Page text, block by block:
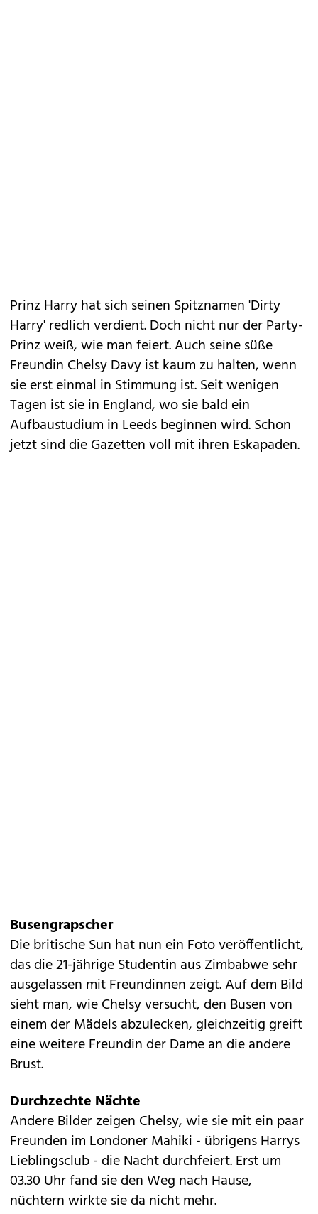
Prinz Harry hat sich seinen Spitznamen 'Dirty
Harry' redlich verdient. Doch nicht nur der Party-
Prinz weiß, wie man feiert. Auch seine süße
Freundin Chelsy Davy ist kaum zu halten, wenn
sie erst einmal in Stimmung ist. Seit wenigen
Tagen ist sie in England, wo sie bald ein
Aufbaustudium in Leeds beginnen wird. Schon
jetzt sind die Gazetten voll mit ihren Eskapaden.
Busengrapscher
Die britische Sun hat nun ein Foto veröffentlicht,
das die 21-jährige Studentin aus Zimbabwe sehr
ausgelassen mit Freundinnen zeigt. Auf dem Bild
sieht man, wie Chelsy versucht, den Busen von
einem der Mädels abzulecken, gleichzeitig greift
eine weitere Freundin der Dame an die andere
Brust.
Durchzechte Nächte
Andere Bilder zeigen Chelsy, wie sie mit ein paar
Freunden im Londoner Mahiki - übrigens Harrys
Lieblingsclub - die Nacht durchfeiert. Erst um
03.30 Uhr fand sie den Weg nach Hause,
nüchtern wirkte sie da nicht mehr.